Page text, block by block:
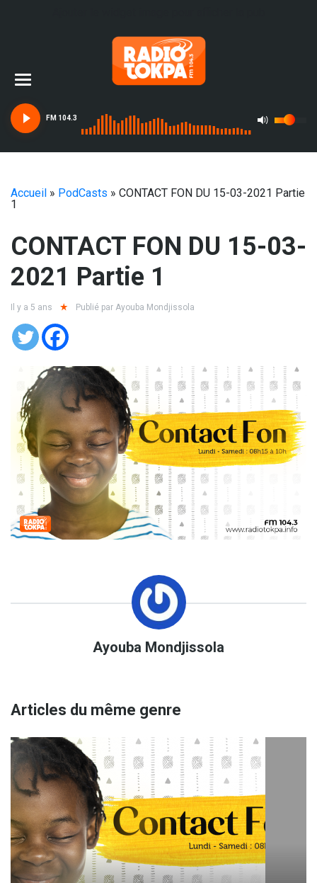
FM 104.3
Accueil » PodCasts » CONTACT FON DU 15-03-2021 Partie
1
CONTACT FON DU 15-03-
2021 Partie 1
Il y a 5 ans Publié par Ayouba Mondjissola
Ayouba Mondjissola
Articles du même genre